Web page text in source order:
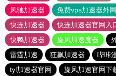
风驰加速器
免费vps加速器外
快连加速器
快连加速器官网入
快鸭加速器
旋风加速度器
雷霆加速
狂飙加速器 哔咔
tyl加速器官网
旋风加速官网下